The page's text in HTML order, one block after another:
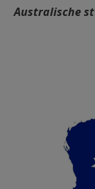
Australische